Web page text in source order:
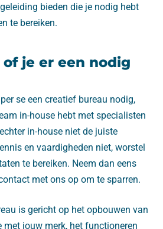
bieden die je nodig hebt
te bereiken.
je er een nodig
se een creatief bureau nodig,
in-house hebt met specialisten
in-house niet de juiste
en vaardigheden niet, worstel
te bereiken. Neem dan eens
met ons op om te sparren.
is gericht op het opbouwen van
met jouw merk, het functioneren